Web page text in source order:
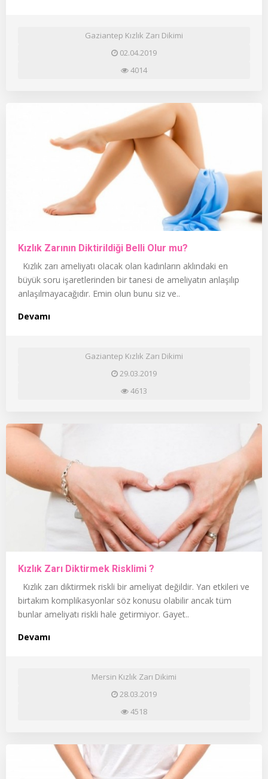
Gaziantep Kızlık Zarı Dikimi
02.04.2019
4014
Kızlık Zarının Diktirildiği Belli Olur mu?
Kızlık zarı ameliyatı olacak olan kadınların aklındaki en
büyük soru işaretlerinden bir tanesi de ameliyatın anlaşılıp
anlaşılmayacağıdır. Emin olun bunu siz ve..
Devamı
Gaziantep Kızlık Zarı Dikimi
29.03.2019
4613
Kızlık Zarı Diktirmek Risklimi ?
Kızlık zarı diktirmek riskli bir ameliyat değildir. Yan etkileri ve
birtakım komplikasyonlar söz konusu olabilir ancak tüm
bunlar ameliyatı riskli hale getirmiyor. Gayet..
Devamı
Mersin Kızlık Zarı Dikimi
28.03.2019
4518